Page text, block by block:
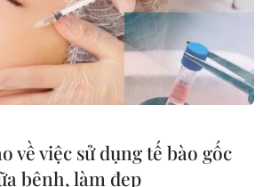
25 năm của
về việc sử dụng tế bào gốc
bệnh, làm đẹp